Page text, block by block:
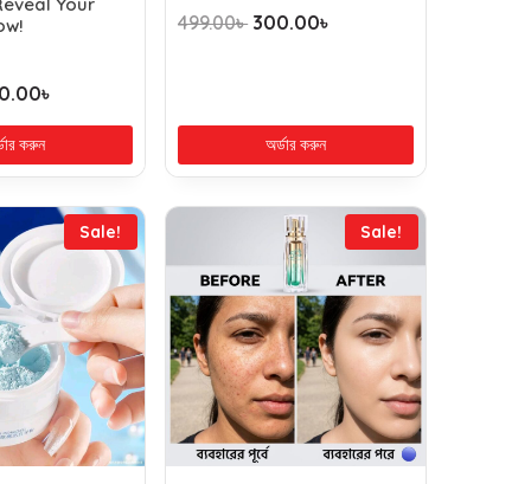
৳
করুন
499.00৳ 300.00৳
অর্ডার করুন
Sale! Sale!